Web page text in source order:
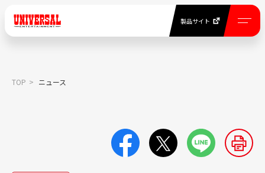
製品サイト
製品サイト
EN
TOP ニュース